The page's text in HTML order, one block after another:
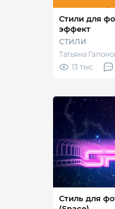
Стили для
эффект
СТИЛИ
Татьяна
13 тыс.
Стиль для